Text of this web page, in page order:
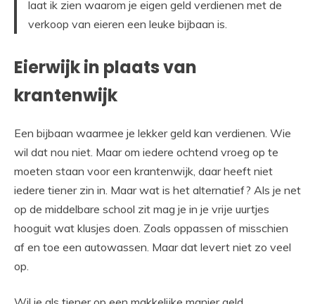
laat ik zien waarom je eigen geld verdienen met de
verkoop van eieren een leuke bijbaan is.
Eierwijk in plaats van
krantenwijk
Een bijbaan waarmee je lekker geld kan verdienen. Wie
wil dat nou niet. Maar om iedere ochtend vroeg op te
moeten staan voor een krantenwijk, daar heeft niet
iedere tiener zin in. Maar wat is het alternatief? Als je net
op de middelbare school zit mag je in je vrije uurtjes
hooguit wat klusjes doen. Zoals oppassen of misschien
af en toe een autowassen. Maar dat levert niet zo veel
op.